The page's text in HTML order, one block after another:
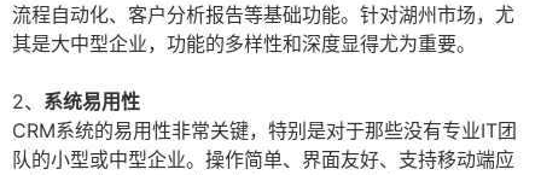
流程自动化、客户分析报告等基础功能。针对湖州市场，尤
其是大中型企业，功能的多样性和深度显得尤为重要。
2、 系统易用性
CRM系统的易用性非常关键，特别是对于那些没有专业IT团
队的小型或中型企业。操作简单、界面友好、支持移动端应